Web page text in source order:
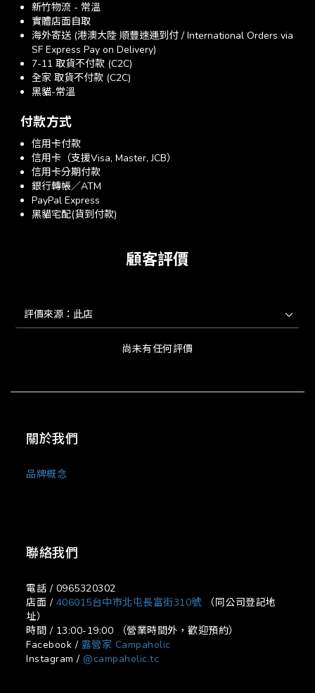
新竹物流 - 常溫
實體店面自取
海外寄送 (港澳大陸 順豐速運到付 / International Orders via
SF Express Pay on Delivery)
7-11 取貨不付款 (C2C)
全家 取貨不付款 (C2C)
黑貓-常溫
付款方式
信用卡付款
信用卡（支援Visa, Master, JCB）
信用卡分期付款
銀行轉帳／ATM
PayPal Express
黑貓宅配(貨到付款)
顧客評價
尚未有任何評價
關於我們
品牌概念
聯絡我們
電話 / 0965320302
店面 / 406015台中市北屯長富街310號（同公司登記地
址）
時間 / 13:00-19:00 （營業時間外，歡迎預約）
Facebook / 露營家 Campaholic
Instagram / @campaholic.tc